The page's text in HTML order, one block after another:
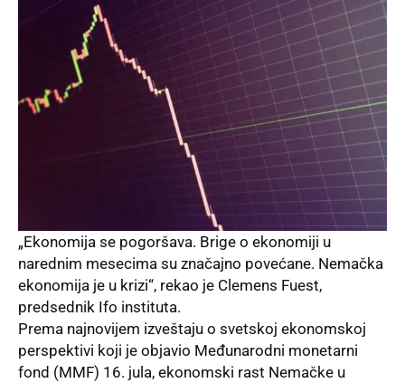
„Ekonomija se pogoršava. Brige o ekonomiji u
narednim mesecima su značajno povećane. Nemačka
ekonomija je u krizi“, rekao je Clemens Fuest,
predsednik Ifo instituta.
Prema najnovijem izveštaju o svetskoj ekonomskoj
perspektivi koji je objavio Međunarodni monetarni
fond (MMF) 16. jula, ekonomski rast Nemačke u